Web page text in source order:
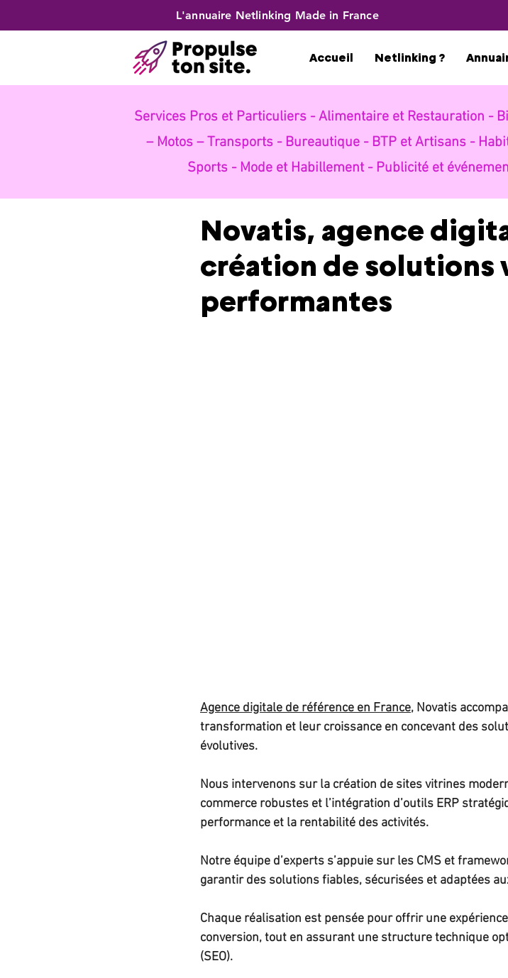
L'annuaire Netlinking Made in France
Accueil Netlinking ?
Services Pros et Particuliers -Alimentaire et Restauration -
– Motos – Transports - Bureautique - BTP et Artisans -
Sports - Mode et Habillement - Publicité et
Novatis, agence
création de solutions
performantes
Agence digitale de référence en France, Novatis
transformation et leur croissance en concevant des
évolutives.
Nous intervenons sur la création de sites vitrines
commerce robustes et l’intégration d’outils ERP
performance et la rentabilité des activités.
Notre équipe d’experts s’appuie sur les CMS et
garantir des solutions fiables, sécurisées et adaptées
Chaque réalisation est pensée pour offrir une
conversion, tout en assurant une structure technique
(SEO).